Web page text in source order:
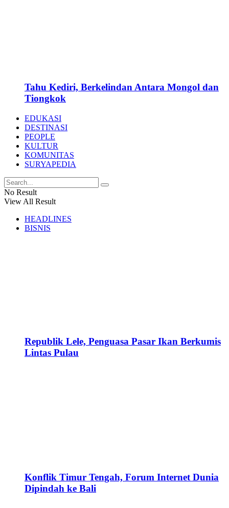
Tahu Kediri, Berkelindan Antara Mongol dan
Tiongkok
EDUKASI
DESTINASI
PEOPLE
KULTUR
KOMUNITAS
SURYAPEDIA
No Result
View All Result
HEADLINES
BISNIS
Republik Lele, Penguasa Pasar Ikan Berkumis
Lintas Pulau
Konflik Timur Tengah, Forum Internet Dunia
Dipindah ke Bali